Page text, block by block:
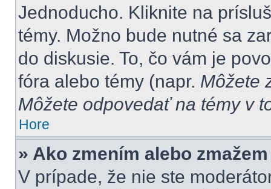
Jednoducho. Kliknite na
témy. Možno bude nutné sa
do diskusie. To, čo vám je
fóra alebo témy (napr. Môžete
Môžete odpovedať na témy v
Hore
» Ako zmením alebo
V prípade, že nie ste